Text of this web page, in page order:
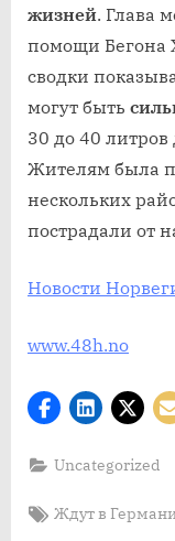
жизней. Глава
помощи Бегона
сводки
могут быть
30 до 40
Жителям была
нескольких
пострадали от
Новости
www.48h.no
Uncategorized
Tags:
Ждут в